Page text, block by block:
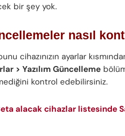
bir şey yok.
nasıl
cihazınızın ayarlar
> Yazılım Güncelleme
kontrol edebilirsiniz.
alacak cihazlar listesinde